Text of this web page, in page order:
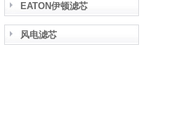
EATON伊顿滤芯
风电滤芯